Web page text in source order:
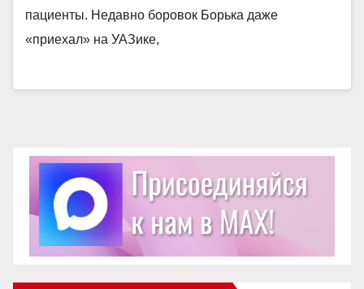
пациенты. Недавно боровок Борька даже
«приехал» на УАЗике,